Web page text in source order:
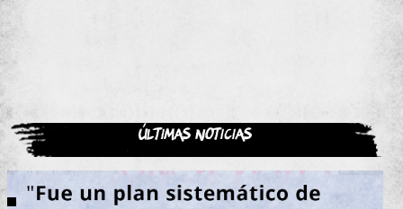
Últimas noticias